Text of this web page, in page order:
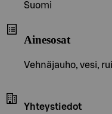
Suomi
Ainesosat
Vehnäjauho, vesi,
Yhteystiedot